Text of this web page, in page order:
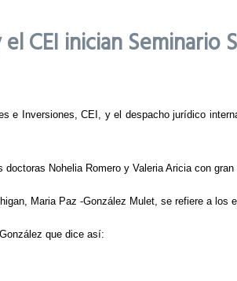
CEI inician Seminario
e Inversiones, CEI, y el despacho jurídico
Nohelia Romero y Valeria Aricia con
Maria Paz -González Mulet, se refiere a
que dice así: